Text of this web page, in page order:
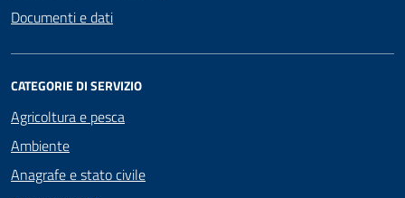
Documenti e dati
CATEGORIE DI SERVIZIO
Agricoltura e pesca
Ambiente
Anagrafe e stato civile